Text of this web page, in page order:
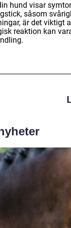
hund visar
såsom
är det viktigt
reaktion kan